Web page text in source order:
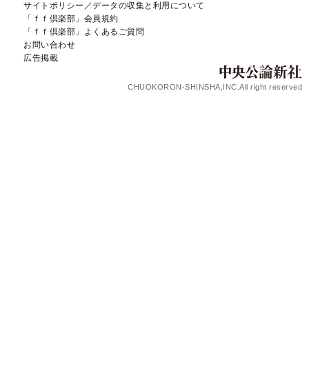
サイトポリシー／データの収集と利用について
「ｆｆ倶楽部」会員規約
「ｆｆ倶楽部」よくあるご質問
お問い合わせ
広告掲載
CHUOKORON-SHINSHA,INC.All right reserved